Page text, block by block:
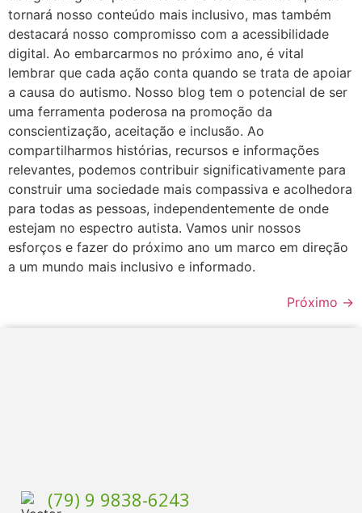
tornará nosso conteúdo mais inclusivo, mas também
destacará nosso compromisso com a acessibilidade
digital. Ao embarcarmos no próximo ano, é vital
lembrar que cada ação conta quando se trata de apoiar
a causa do autismo. Nosso blog tem o potencial de ser
uma ferramenta poderosa na promoção da
conscientização, aceitação e inclusão. Ao
compartilharmos histórias, recursos e informações
relevantes, podemos contribuir significativamente para
construir uma sociedade mais compassiva e acolhedora
para todas as pessoas, independentemente de onde
estejam no espectro autista. Vamos unir nossos
esforços e fazer do próximo ano um marco em direção
a um mundo mais inclusivo e informado.
Próximo →
(79) 9 9838-6243